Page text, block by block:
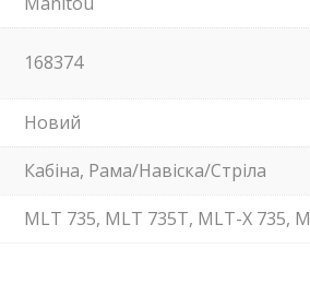
168374
Новий
Кабіна, Рама/Навіска/Стріла
MLT 735, MLT 735T, MLT-X 735,